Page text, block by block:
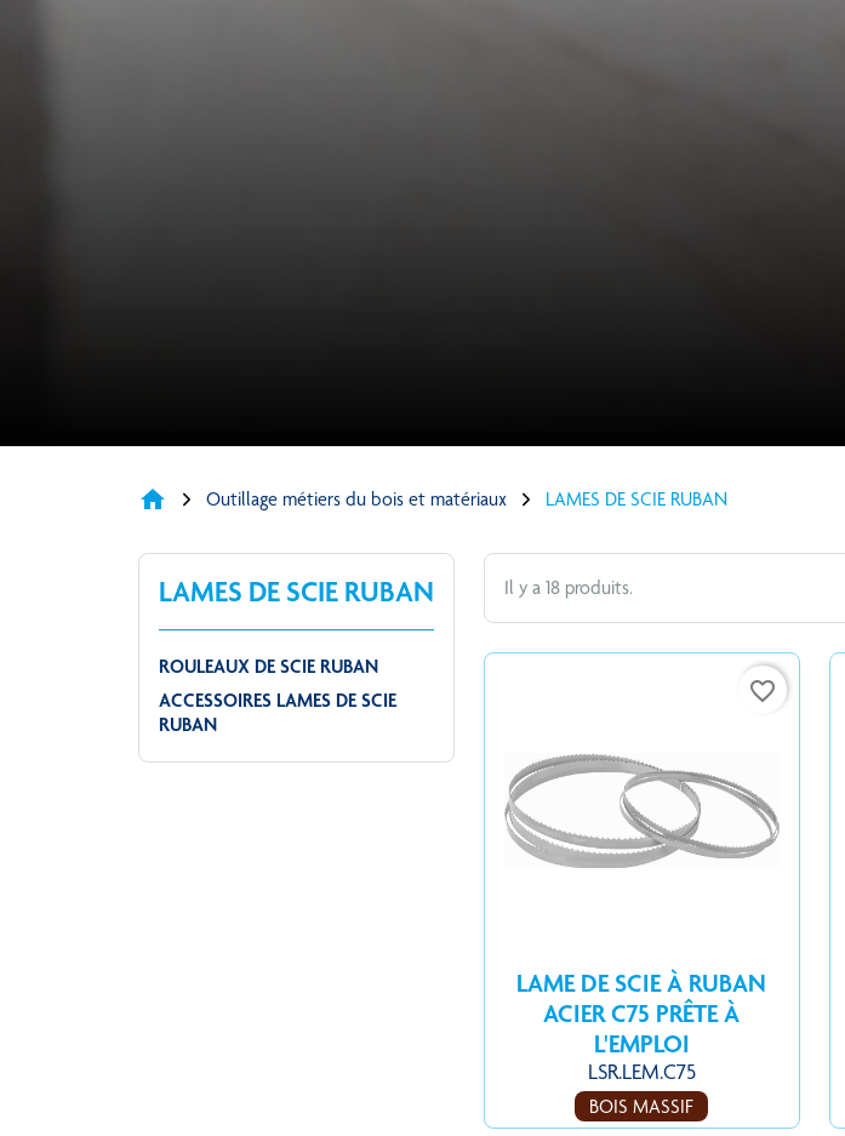
home Outillage métiers du bois et matériaux LAMES DE SCIE RUBAN
LAMES DE SCIE RUBAN
ROULEAUX DE SCIE RUBAN
ACCESSOIRES LAMES DE SCIE
RUBAN
Il y a 18 produits.
favorite_border
LAME DE SCIE À RUBAN
ACIER C75 PRÊTE À
L'EMPLOI
LSR.LEM.C75
BOIS MASSIF